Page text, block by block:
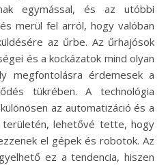
egymással, és az utóbbi
merül fel arról, hogy valóban
az űrbe. Az űrhajósok
és a kockázatok mind olyan
megfontolásra érdemesek a
tükrében. A technológia
az automatizáció és a
területén, lehetővé tette, hogy
el gépek és robotok. Az
ez a tendencia, hiszen